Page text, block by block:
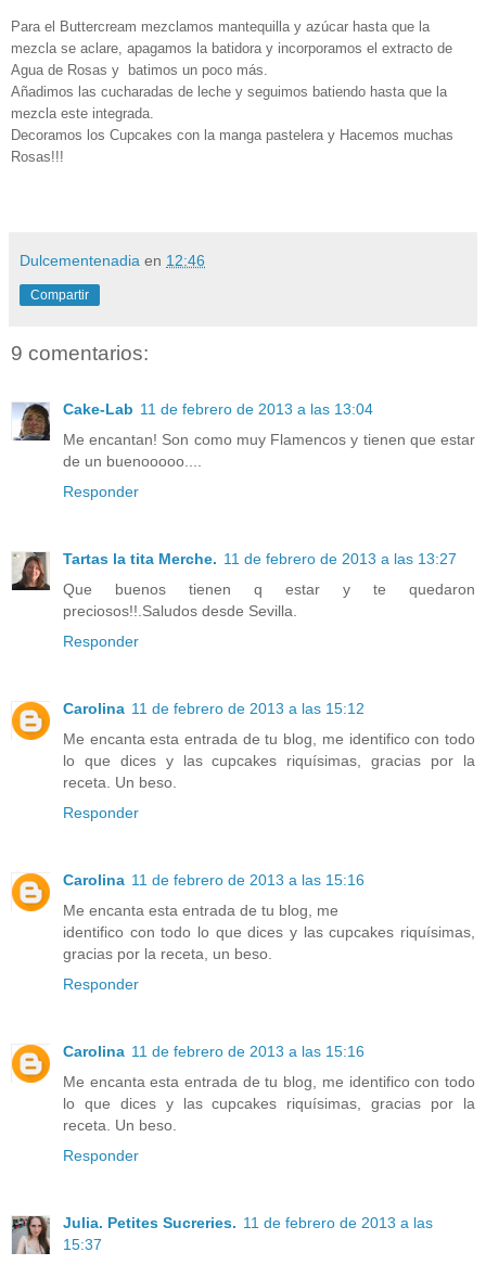
Para el Buttercream mezclamos mantequilla y azúcar hasta que la
mezcla se aclare, apagamos la batidora y incorporamos el extracto de
Agua de Rosas y batimos un poco más.
Añadimos las cucharadas de leche y seguimos batiendo hasta que la
mezcla este integrada.
Decoramos los Cupcakes con la manga pastelera y Hacemos muchas
Rosas!!!
Dulcementenadia en 12:46
Compartir
9 comentarios:
Cake-Lab 11 de febrero de 2013 a las 13:04
Me encantan! Son como muy Flamencos y tienen que estar
de un buenooooo....
Responder
Tartas la tita Merche. 11 de febrero de 2013 a las 13:27
Que buenos tienen q estar y te quedaron
preciosos!!.Saludos desde Sevilla.
Responder
Carolina 11 de febrero de 2013 a las 15:12
Me encanta esta entrada de tu blog, me identifico con todo
lo que dices y las cupcakes riquísimas, gracias por la
receta. Un beso.
Responder
Carolina 11 de febrero de 2013 a las 15:16
Me encanta esta entrada de tu blog, me
identifico con todo lo que dices y las cupcakes riquísimas,
gracias por la receta, un beso.
Responder
Carolina 11 de febrero de 2013 a las 15:16
Me encanta esta entrada de tu blog, me identifico con todo
lo que dices y las cupcakes riquísimas, gracias por la
receta. Un beso.
Responder
Julia. Petites Sucreries. 11 de febrero de 2013 a las
15:37